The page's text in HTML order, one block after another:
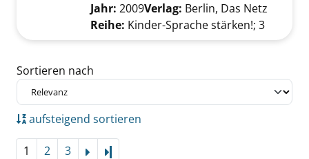
Suche nach diesem Verfasser
Jahr: 2009Verlag: Berlin, Das Netz
Reihe: Kinder-Sprache stärken!; 3
Zu den Suchfiltern springen
Sortieren nach
aufsteigend sortieren
1 2 3